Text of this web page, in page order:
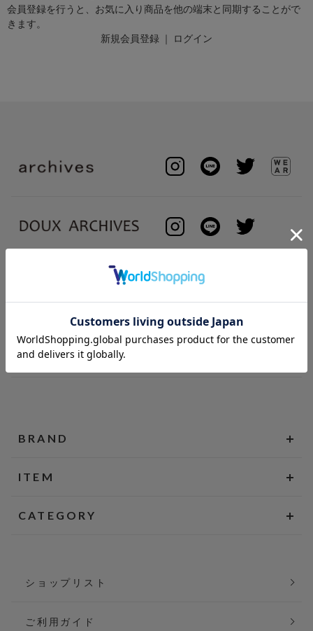
会員登録を行うと、お気に入り商品を他の端末と同期することがで
きます。
新規会員登録 ｜ ログイン
BRAND
ITEM
CATEGORY
ショップリスト
ご利用ガイド